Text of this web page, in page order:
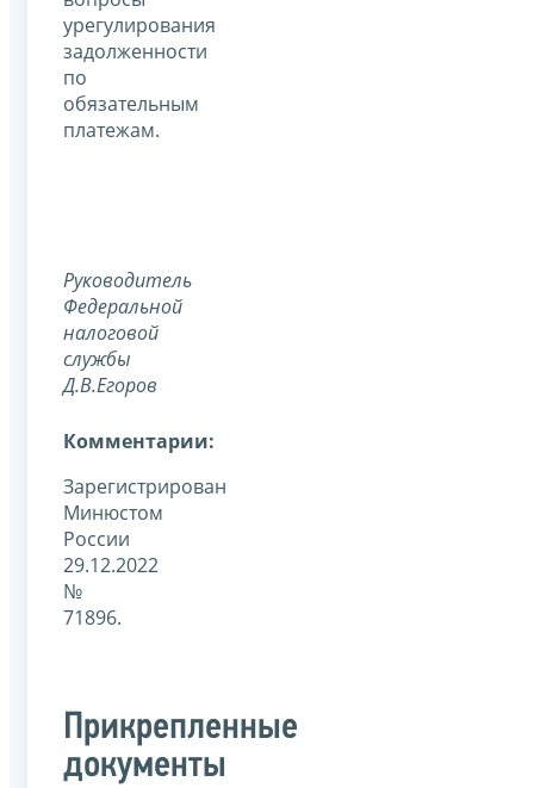
урегулирования
задолженности
по
обязательным
платежам.
Руководитель
Федеральной
налоговой
службы
Д.В.Егоров
Комментарии:
Зарегистрирован
Минюстом
России
29.12.2022
№
71896.
Прикрепленные
документы